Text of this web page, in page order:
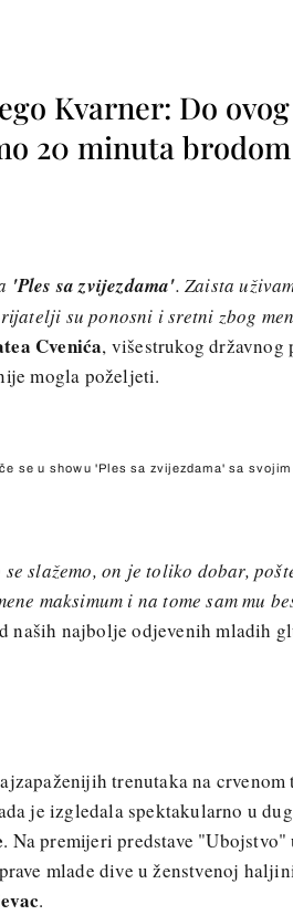
Kvarner: Do
20 minuta brodom
'Ples sa zvijezdama'. Zaista
su ponosni i sretni zbog
Cvenića, višestrukog
mogla poželjeti.
se u showu 'Ples sa zvijezdama' sa
slažemo, on je toliko dobar,
maksimum i na tome sam mu
naših najbolje odjevenih mladih
trenutaka na
je izgledala spektakularno u
. Na premijeri predstave
mlade dive u ženstvenoj
.